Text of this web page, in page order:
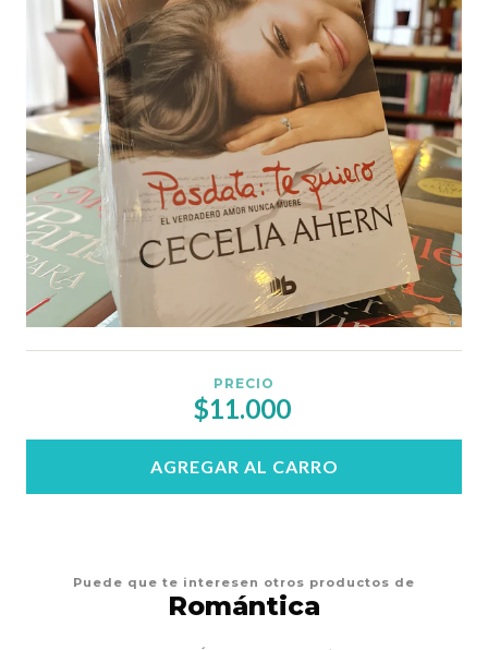
PRECIO
$11.000
AGREGAR AL CARRO
Puede que te interesen otros productos de
Romántica